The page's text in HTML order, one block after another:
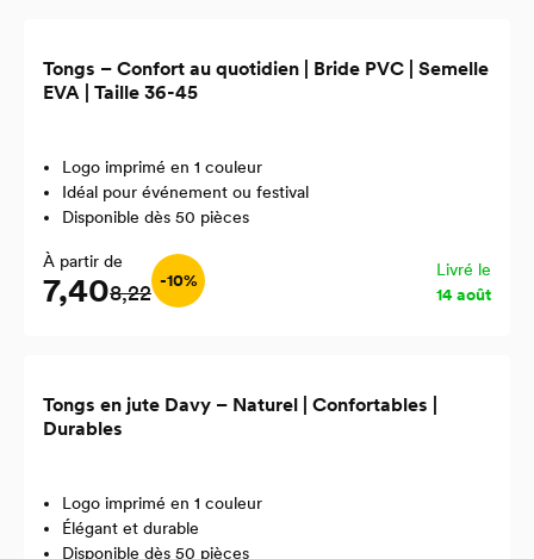
Tongs – Confort au quotidien | Bride PVC | Semelle
EVA | Taille 36-45
Logo imprimé en 1 couleur
Idéal pour événement ou festival
Disponible dès 50 pièces
À partir de
7,408,22 -10%
Livré le
14 août
Tongs en jute Davy – Naturel | Confortables |
Durables
Logo imprimé en 1 couleur
Élégant et durable
Disponible dès 50 pièces